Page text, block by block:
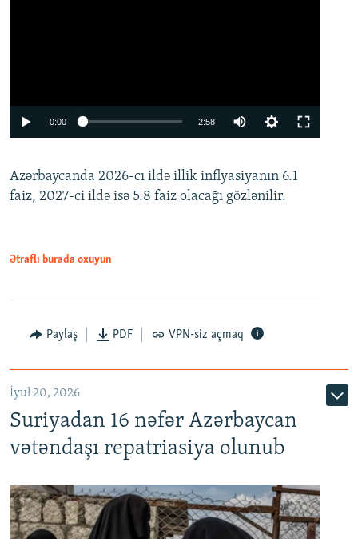
Auto
0:00 2:58
360p
480p
Azərbaycanda 2026-cı ildə illik inflyasiyanın 6.1
faiz, 2027-ci ildə isə 5.8 faiz olacağı gözlənilir.
Ətraflı burada oxuyun
Paylaş PDF VPN-siz açmaq
İyul 20, 2026
Suriyadan 16 nəfər Azərbaycan
vətəndaşı repatriasiya olunub